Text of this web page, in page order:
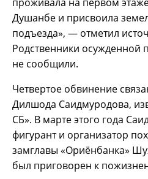
Душанбе и присвоила
подъезда», — отметил
Родственники осужденной
не сообщили.
Четвертое обвинение
Дилшода Саидмуродова,
СБ». В марте этого года
фигурант и организатор
замглавы «Ориёнбанка»
был приговорен к